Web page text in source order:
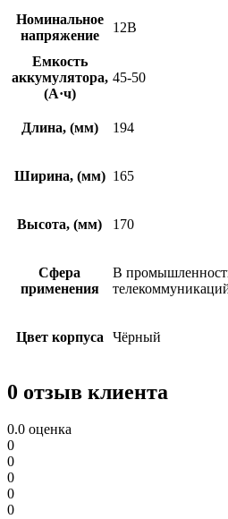
Номинальное
напряжение
12В
Емкость
аккумулятора,
(А·ч)
45-50
Длина, (мм) 194
Ширина, (мм) 165
Высота, (мм) 170
Сфера
применения
В
Цвет корпуса Чёрный
0 отзыв клиента
0.0 оценка
0
0
0
0
0